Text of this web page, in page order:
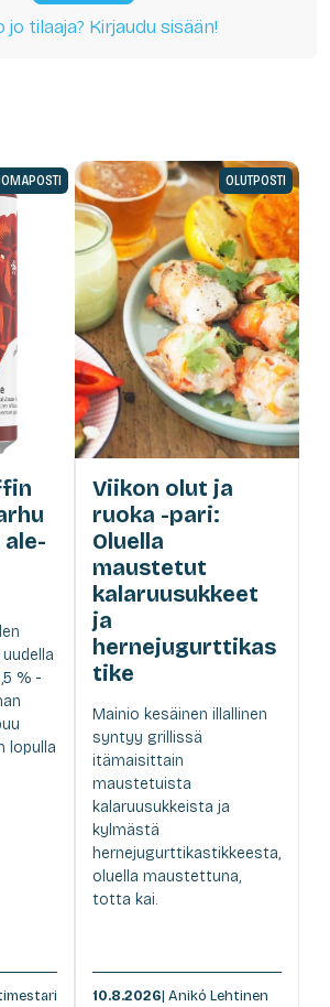
jo tilaaja? Kirjaudu sisään!
% -
lopulla
OLUTPOSTI
Viikon olut ja
ruoka -pari:
Oluella
maustetut
kalaruusukkeet
ja
hernejugurttikas
tike
Mainio kesäinen illallinen
syntyy grillissä
itämaisittain
maustetuista
kalaruusukkeista ja
kylmästä
hernejugurttikastikkeesta,
oluella maustettuna,
totta kai.
10.8.2026| Anikó Lehtinen